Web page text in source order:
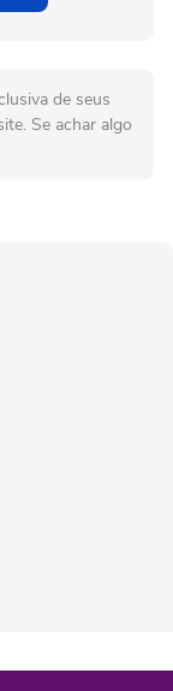
de seus
Se achar algo